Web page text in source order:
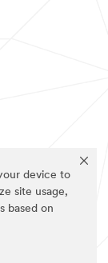
device to
site usage,
based on